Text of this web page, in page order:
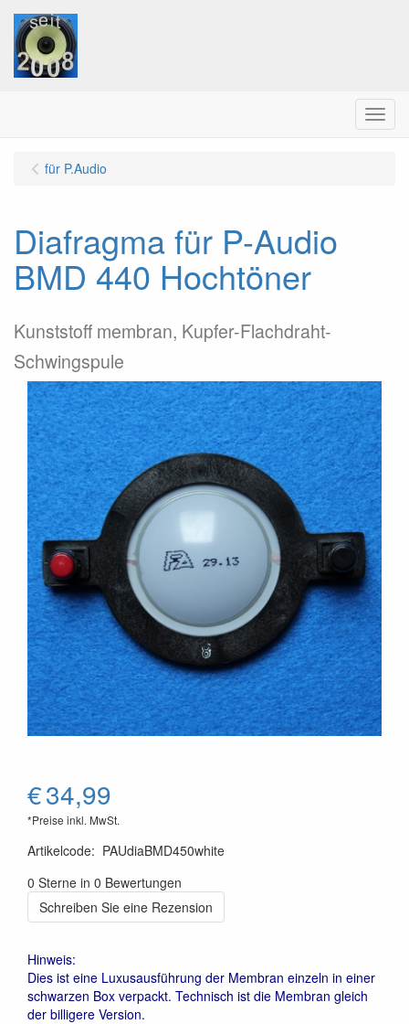
Menu
für P.Audio
Diafragma für P-Audio
BMD 440 Hochtöner
Kunststoff membran, Kupfer-Flachdraht-
Schwingspule
€34,99
*Preise inkl. MwSt.
Artikelcode: PAUdiaBMD450white
0 Sterne in 0 Bewertungen
Schreiben Sie eine Rezension
Hinweis:
Dies ist eine Luxusausführung der Membran einzeln in einer
schwarzen Box verpackt. Technisch ist die Membran gleich
der billigere Version.